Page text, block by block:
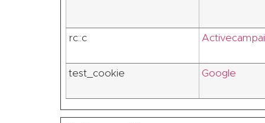
rc::c
test_cookie Google